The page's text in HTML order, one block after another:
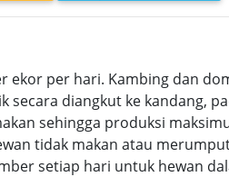
ekor per hari. Kambing dan
secara diangkut ke kandang,
sehingga produksi
tidak makan atau
setiap hari untuk hewan